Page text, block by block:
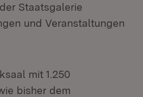
Staatsgalerie
und Veranstaltungen
mit 1.250
bisher dem